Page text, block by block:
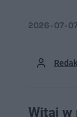
2026-07-07
Witaj w